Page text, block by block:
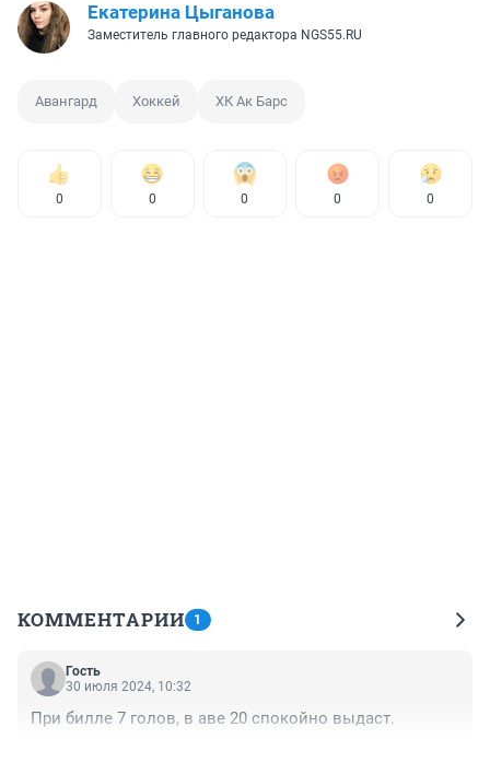
Екатерина Цыганова
Заместитель главного редактора NGS55.RU
Авангард Хоккей ХК Ак Барс
0 0 0 0 0
КОММЕНТАРИИ 1
Гость
30 июля 2024, 10:32
При билле 7 голов, в аве 20 спокойно выдаст.